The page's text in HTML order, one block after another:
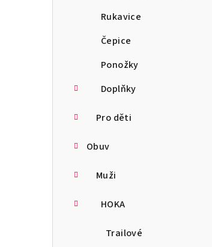
Rukavice
Čepice
Ponožky
Doplňky
Pro děti
Obuv
Muži
HOKA
Trailové